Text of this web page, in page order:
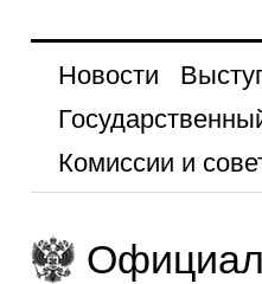
Новости
Комиссии и